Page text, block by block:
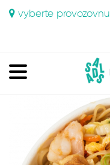
vyberte provozovnu